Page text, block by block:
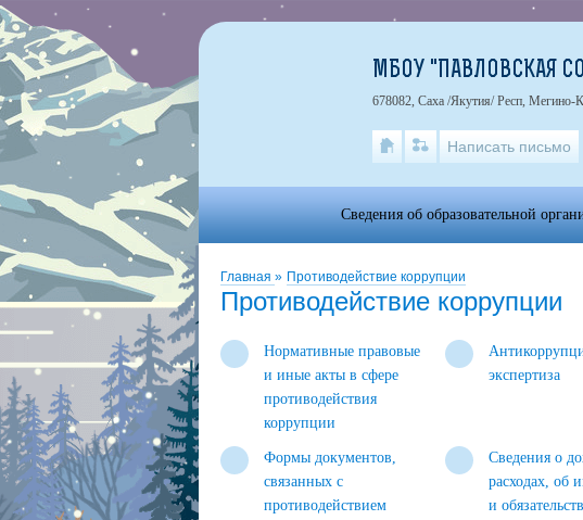
Главная » Противодействие коррупции
Противодействие коррупции
Нормативные правовые
и иные акты в сфере
противодействия
коррупции
экспертиза
Формы документов,
связанных с
противодействием
Сведения о
расходах, об
и
МБОУ "ПАВЛОВСКАЯ
678082, Саха /Якутия/ Респ, Мегино-
Написать письмо
Сведения об образовательной